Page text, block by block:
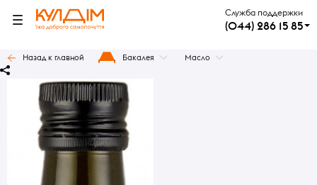
Служба поддержки
(044) 286 15 85
Назад к главной Бакалея Масло